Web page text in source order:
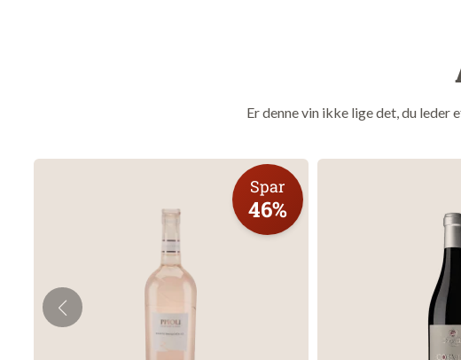
Alkohol: 14%
Om vingården
Cottini-familien har i 4
herfra tog Paolo Cottini
Azienda Agricola Paolo
Vingården og markerne
Castelrotto. Markerne er
havet og Valgatara 250
Er denne vin ikke lige det, du leder
Spar
46%